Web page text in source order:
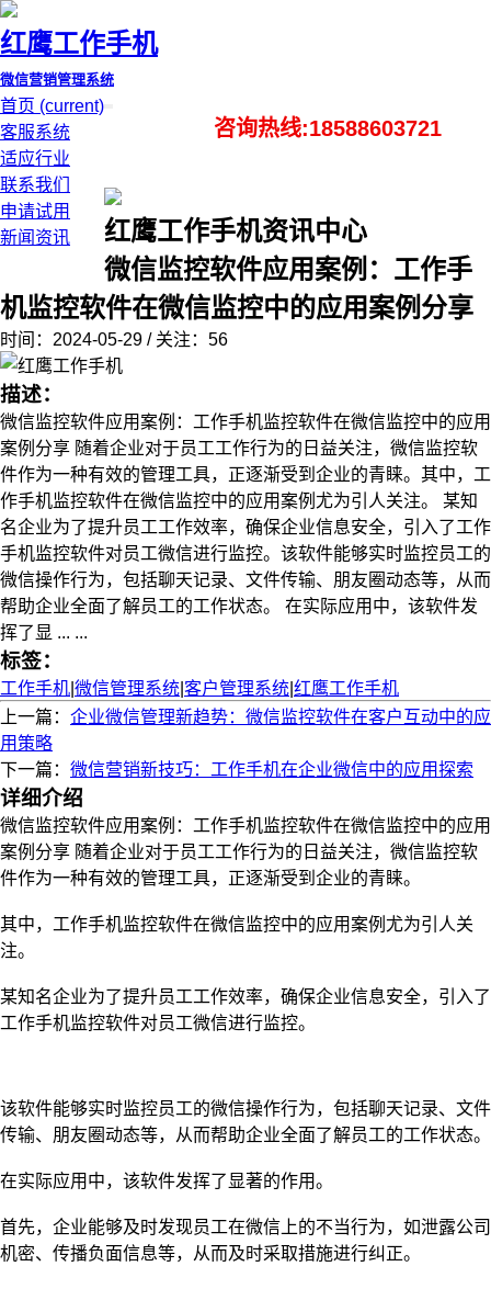
红鹰工作手机
微信营销管理系统
首页 (current)
客服系统
适应行业
联系我们
申请试用
新闻资讯
咨询热线:18588603721
红鹰工作手机资讯中心
微信监控软件应用案例：工作手
机监控软件在微信监控中的应用案例分享
时间：2024-05-29 / 关注：56
描述：
微信监控软件应用案例：工作手机监控软件在微信监控中的应用
案例分享 随着企业对于员工工作行为的日益关注，微信监控软
件作为一种有效的管理工具，正逐渐受到企业的青睐。其中，工
作手机监控软件在微信监控中的应用案例尤为引人关注。 某知
名企业为了提升员工工作效率，确保企业信息安全，引入了工作
手机监控软件对员工微信进行监控。该软件能够实时监控员工的
微信操作行为，包括聊天记录、文件传输、朋友圈动态等，从而
帮助企业全面了解员工的工作状态。 在实际应用中，该软件发
挥了显 ... ...
标签：
工作手机 微信管理系统 客户管理系统 红鹰工作手机
上一篇： 企业微信管理新趋势：微信监控软件在客户互动中的应
用策略
下一篇： 微信营销新技巧：工作手机在企业微信中的应用探索
详细介绍
微信监控软件应用案例：工作手机监控软件在微信监控中的应用
案例分享 随着企业对于员工工作行为的日益关注，微信监控软
件作为一种有效的管理工具，正逐渐受到企业的青睐。
其中，工作手机监控软件在微信监控中的应用案例尤为引人关
注。
某知名企业为了提升员工工作效率，确保企业信息安全，引入了
工作手机监控软件对员工微信进行监控。
该软件能够实时监控员工的微信操作行为，包括聊天记录、文件
传输、朋友圈动态等，从而帮助企业全面了解员工的工作状态。
在实际应用中，该软件发挥了显著的作用。
首先，企业能够及时发现员工在微信上的不当行为，如泄露公司
机密、传播负面信息等，从而及时采取措施进行纠正。